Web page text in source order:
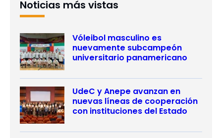
Noticias más vistas
Vóleibol masculino es
nuevamente subcampeón
universitario panamericano
UdeC y Anepe avanzan en
nuevas líneas de cooperación
con instituciones del Estado